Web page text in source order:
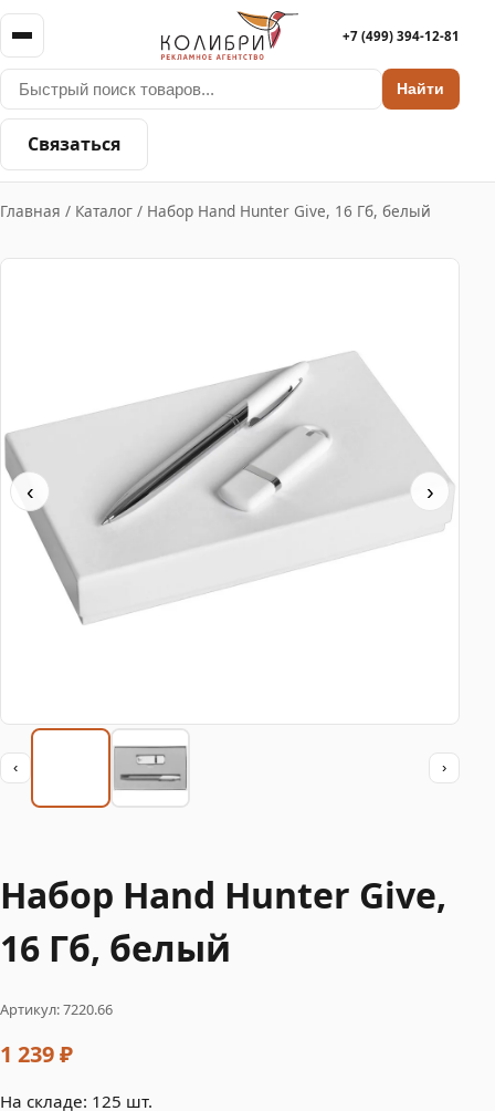
Найти
+7 (499) 394-12-81
Связаться
Главная / Каталог / Набор Hand Hunter Give, 16 Гб, белый
‹ ›
‹ ›
Набор Hand Hunter Give,
16 Гб, белый
Артикул: 7220.66
1 239 ₽
На складе: 125 шт.